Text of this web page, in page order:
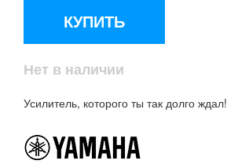
КУПИТЬ
Нет в наличии
Усилитель, которого ты так долго ждал!